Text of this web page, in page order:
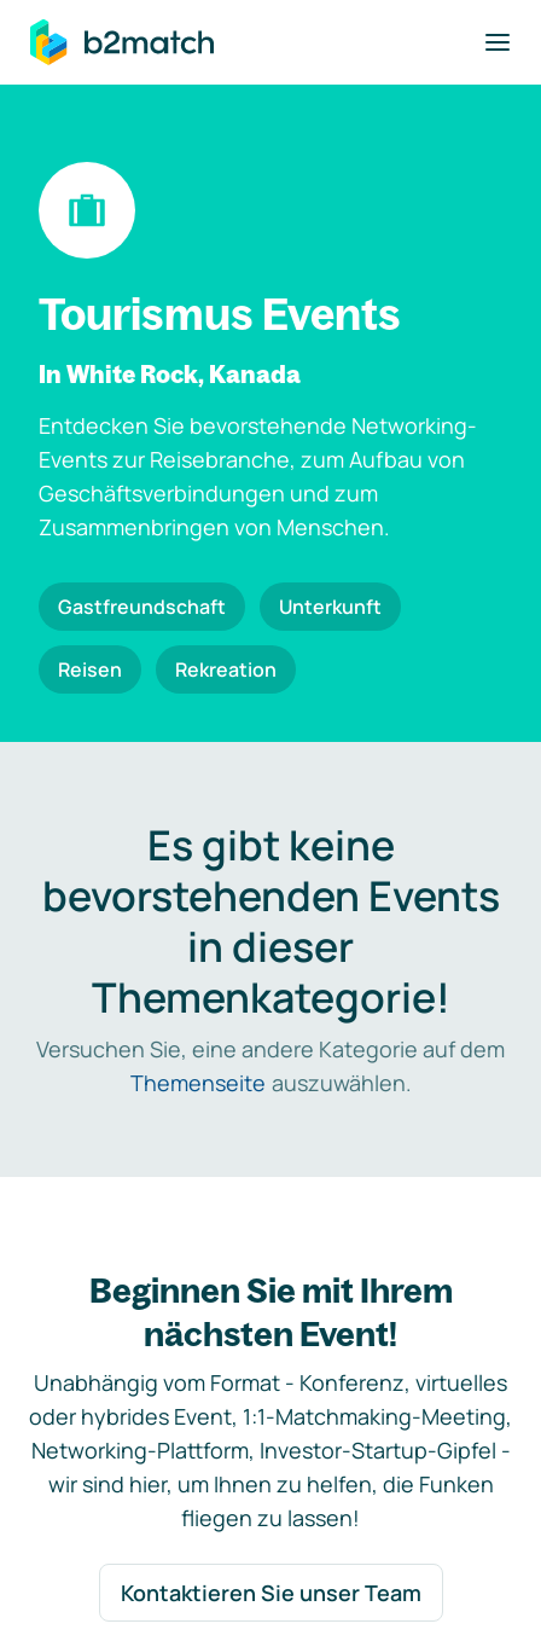
springen
Tourismus Events
In White Rock, Kanada
Entdecken Sie bevorstehende Networking-
Events zur Reisebranche, zum Aufbau von
Geschäftsverbindungen und zum
Zusammenbringen von Menschen.
Gastfreundschaft Unterkunft
Reisen Rekreation
Es gibt keine
bevorstehenden Events
in dieser
Themenkategorie!
Versuchen Sie, eine andere Kategorie auf dem
Themenseite auszuwählen.
Beginnen Sie mit Ihrem
nächsten Event!
Unabhängig vom Format - Konferenz, virtuelles
oder hybrides Event, 1:1-Matchmaking-Meeting,
Networking-Plattform, Investor-Startup-Gipfel -
wir sind hier, um Ihnen zu helfen, die Funken
fliegen zu lassen!
Kontaktieren Sie unser Team